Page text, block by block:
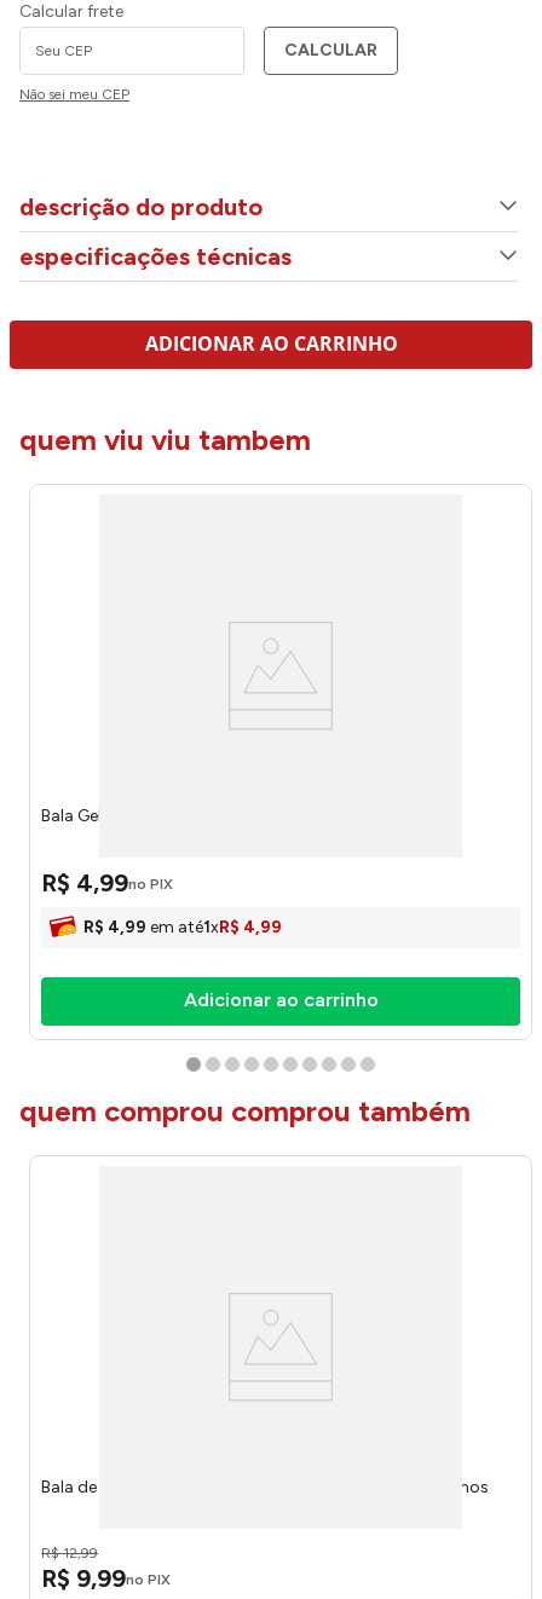
Calcular frete
CALCULAR
Não sei meu CEP
descrição do produto
especificações técnicas
ADICIONAR AO CARRINHO
quem viu viu tambem
Bala Gelatines Fatias de Tortinhas 80g 81434 - Docile
R$ 4,99no PIX
R$ 4,99 em até1xR$ 4,99
Adicionar ao carrinho
quem comprou comprou também
Bala de gelatina 4d Gummy Strawberry 65g 7908 - Amos
R$ 12,99
R$ 9,99no PIX